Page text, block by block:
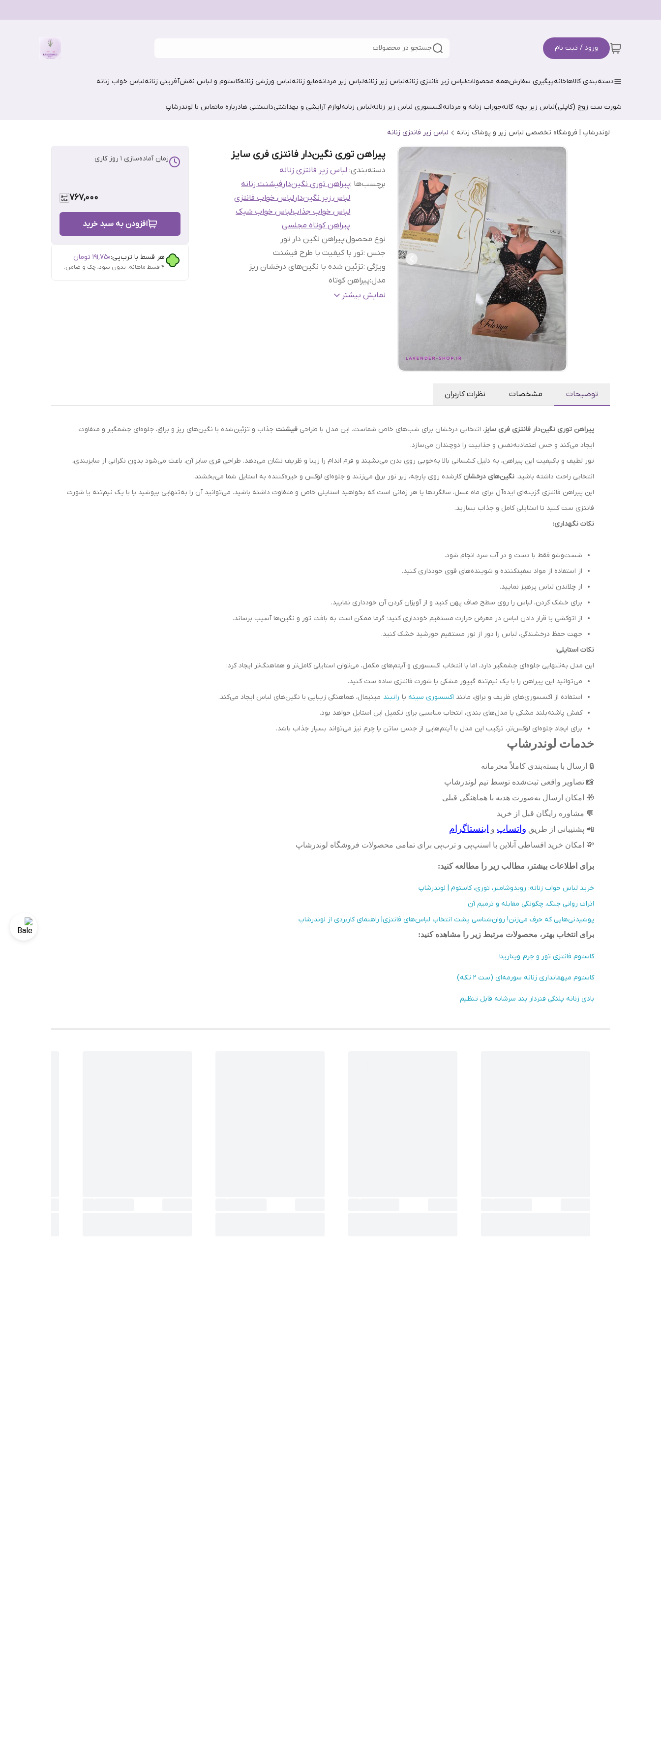
ورود / ثبت نام جستجو در محصولات
دسته‌بندی کالاهاخانهپیگیری سفارشهمه محصولاتلباس زیر فانتزی زنانهلباس زیر زنانهلباس زیر مردانهمایو زنانهلباس ورزشی زنانهکاستوم و لباس نقش‌آفرینی زنانهلباس خواب زنانه
شورت ست زوج (کاپلی)لباس زیر بچه گانهجوراب زنانه و مردانهاکسسوری لباس زیر زنانهلباس زنانهلوازم آرایشی و بهداشتیدانستنی هادرباره ماتماس با لوندرشاپ
لوندرشاپ | فروشگاه تخصصی لباس زیر و پوشاک زنانه لباس زیر فانتزی زنانه
پیراهن توری نگین‌دار فانتزی فری سایز
دسته‌بندی:لباس زیر فانتزی زنانه
برچسب‌ها :پیراهن توری نگین‌دارفیشنت زنانه
لباس زیر نگین‌دارلباس خواب فانتزی
لباس خواب جذابلباس خواب شیک
پیراهن کوتاه مجلسی
نوع محصول:پیراهن نگین دار تور
جنس :تور با کیفیت با طرح فیشنت
ویژگی :تزئین شده با نگین‌های درخشان ریز
مدل:پیراهن کوتاه
جزییات نگین‌های متعدد که درخشندگی خاصی به لباسنمایش بیشتر
زمان آماده‌سازی 1 روز کاری
767,000
افزودن به سبد خرید
هر قسط با ترب‌پی:۱۹۱٬۷۵۰ تومان
۴ قسط ماهانه. بدون سود، چک و ضامن.
توضیحات مشخصات نظرات کاربران
پیراهن توری نگین‌دار فانتزی فری سایز، انتخابی درخشان برای شب‌های خاص شماست. این مدل با طراحی فیشنت جذاب و تزئین‌شده با نگین‌های ریز و براق، جلوه‌ای چشمگیر و متفاوت
ایجاد می‌کند و حس اعتمادبه‌نفس و جذابیت را دوچندان می‌سازد.
تور لطیف و باکیفیت این پیراهن، به دلیل کشسانی بالا به‌خوبی روی بدن می‌نشیند و فرم اندام را زیبا و ظریف نشان می‌دهد. طراحی فری سایز آن، باعث می‌شود بدون نگرانی از سایزبندی،
انتخابی راحت داشته باشید. نگین‌های درخشان کارشده روی پارچه، زیر نور برق می‌زنند و جلوه‌ای لوکس و خیره‌کننده به استایل شما می‌بخشند.
این پیراهن فانتزی گزینه‌ای ایده‌آل برای ماه عسل، سالگردها یا هر زمانی است که بخواهید استایلی خاص و متفاوت داشته باشید. می‌توانید آن را به‌تنهایی بپوشید یا با یک نیم‌تنه یا شورت
فانتزی ست کنید تا استایلی کامل و جذاب بسازید.
نکات نگهداری:
شست‌وشو فقط با دست و در آب سرد انجام شود.
از استفاده از مواد سفیدکننده و شوینده‌های قوی خودداری کنید.
از چلاندن لباس پرهیز نمایید.
برای خشک کردن، لباس را روی سطح صاف پهن کنید و از آویزان کردن آن خودداری نمایید.
از اتوکشی یا قرار دادن لباس در معرض حرارت مستقیم خودداری کنید؛ گرما ممکن است به بافت تور و نگین‌ها آسیب برساند.
جهت حفظ درخشندگی، لباس را دور از نور مستقیم خورشید خشک کنید.
نکات استایلی:
این مدل به‌تنهایی جلوه‌ای چشمگیر دارد، اما با انتخاب اکسسوری و آیتم‌های مکمل، می‌توان استایلی کامل‌تر و هماهنگ‌تر ایجاد کرد:
می‌توانید این پیراهن را با یک نیم‌تنه گیپور مشکی یا شورت فانتزی ساده ست کنید.
استفاده از اکسسوری‌های ظریف و براق، مانند اکسسوری سینه یا رانبند مینیمال، هماهنگی زیبایی با نگین‌های لباس ایجاد می‌کند.
کفش پاشنه‌بلند مشکی یا مدل‌های بندی، انتخاب مناسبی برای تکمیل این استایل خواهد بود.
برای ایجاد جلوه‌ای لوکس‌تر، ترکیب این مدل با آیتم‌هایی از جنس ساتن یا چرم نیز می‌تواند بسیار جذاب باشد.
خدمات لوندرشاپ
🔒 ارسال با بسته‌بندی کاملاً محرمانه
📸 تصاویر واقعی ثبت‌شده توسط تیم لوندرشاپ
🎁 امکان ارسال به‌صورت هدیه با هماهنگی قبلی
💬 مشاوره رایگان قبل از خرید
📲 پشتیبانی از طریق واتساپ و اینستاگرام
💸 امکان خرید اقساطی آنلاین با اسنپ‌پی و ترب‌پی برای تمامی محصولات فروشگاه لوندرشاپ
برای اطلاعات بیشتر، مطالب زیر را مطالعه کنید:
خرید لباس خواب زنانه: روبدوشامبر، توری، کاستوم | لوندرشاپ
اثرات روانی جنگ، چگونگی مقابله و ترمیم آن
پوشیدنی‌هایی که حرف می‌زنن! روان‌شناسی پشت انتخاب لباس‌های فانتزی| راهنمای کاربردی از لوندرشاپ
برای انتخاب بهتر، محصولات مرتبط زیر را مشاهده کنید:
کاستوم فانتزی تور و چرم ویتاریتا
کاستوم میهمانداری زنانه سورمه‌ای (ست ۲ تکه)
بادی زنانه پلنگی فنردار بند سرشانه قابل تنظیم